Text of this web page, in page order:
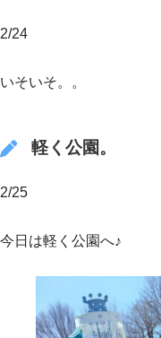
2/24
いそいそ。。
軽く公園。
2/25
今日は軽く公園へ♪